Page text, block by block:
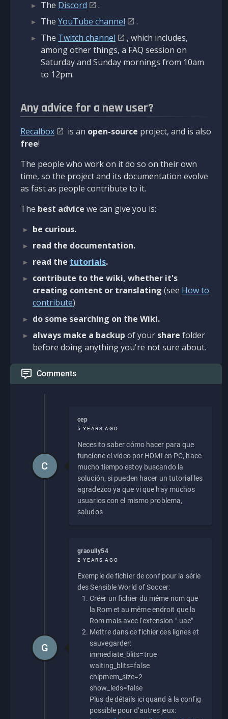
The Discord
.
The YouTube channel
.
The Twitch channel
, which includes,
among other things, a FAQ session on
Saturday and Sunday mornings from 10am
to 12pm.
Any advice for a new user?
Recalbox is an open-source project, and is also
free!
The people who work on it do so on their own
time, so the project and its documentation evolve
as fast as people contribute to it.
The best advice we can give you is:
be curious.
read the documentation.
read the tutorials.
contribute to the wiki, whether it's
creating content or translating (see How to
contribute)
do some searching on the Wiki.
always make a backup of your share folder
before doing anything you're not sure about.
Comments
cep
5 YEARS AGO
Necesito saber cómo hacer para que
funcione el vídeo por HDMI en PC, hace
mucho tiempo estoy buscando la
solución, si pueden hacer un tutorial les
agradezco ya que vi que hay muchos
usuarios con el mismo problema,
saludos
C
graoully54
2 YEARS AGO
Exemple de fichier de conf pour la série
des Sensible World of Soccer:
Créer un fichier du même nom que
la Rom et au même endroit que la
Rom mais avec l'extension ".uae"
Mettre dans ce fichier ces lignes et
sauvegarder:
immediate_blits=true
waiting_blits=false
chipmem_size=2
show_leds=false
Plus de détails ici quand à la config
possible pour d'autres jeux:
G